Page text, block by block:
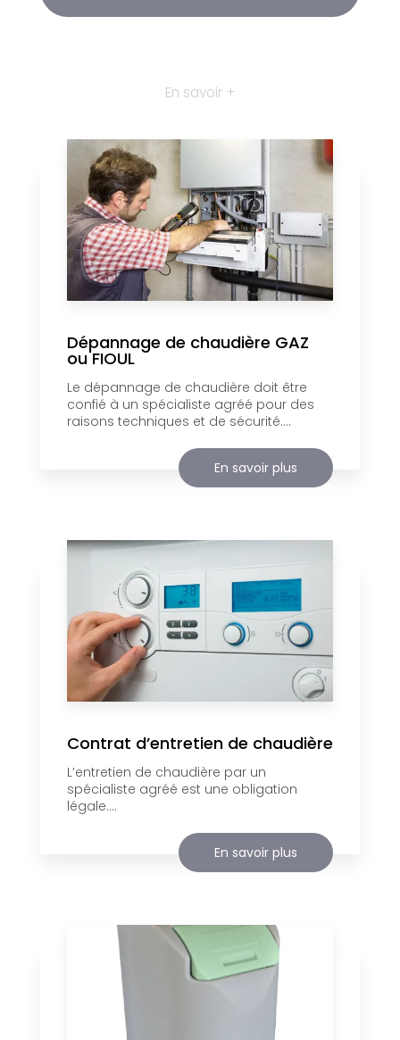
En savoir +
Dépannage de chaudière GAZ
ou FIOUL
Le dépannage de chaudière doit être
confié à un spécialiste agréé pour des
raisons techniques et de sécurité....
En savoir plus
Contrat d’entretien de chaudière
L’entretien de chaudière par un
spécialiste agréé est une obligation
légale....
En savoir plus